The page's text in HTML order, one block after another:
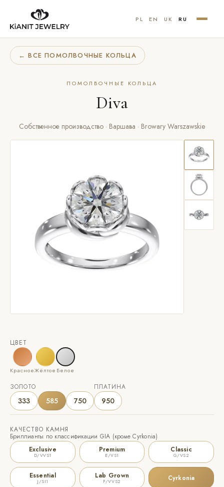
PL EN UK RU
← ВСЕ ПОМОЛВОЧНЫЕ КОЛЬЦА
ПОМОЛВОЧНЫЕ КОЛЬЦА
Diva
Собственное производство · Варшава · Browary Warszawskie
ЦВЕТ
КрасноеЖёлтое Белое
ЗОЛОТО
333 585 750
ПЛАТИНА
950
КАЧЕСТВО КАМНЯ
Бриллианты по классификации GIA (кроме Cyrkonia)
Exclusive
D/VVS1
Premium
E/VS1
Classic
G/VS2
Essential
J/SI1
Lab Grown
F/VVS2 Cyrkonia